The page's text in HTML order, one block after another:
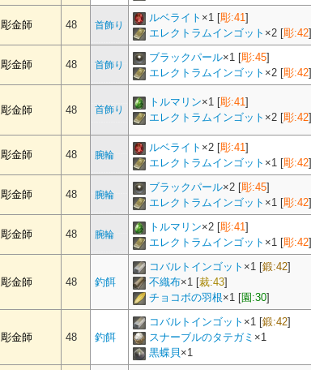
彫金師 48 首飾り
ルベライト ×1 [彫:41]
エレクトラムインゴット ×2 [彫:42]
彫金師 48 首飾り
ブラックパール×1 [彫:45]
エレクトラムインゴット ×2 [彫:42]
彫金師 48 首飾り
トルマリン×1 [彫:41]
エレクトラムインゴット ×2 [彫:42]
彫金師 48 腕輪
ルベライト ×2 [彫:41]
エレクトラムインゴット ×1 [彫:42]
彫金師 48 腕輪
ブラックパール×2 [彫:45]
エレクトラムインゴット ×1 [彫:42]
彫金師 48 腕輪
トルマリン×2 [彫:41]
エレクトラムインゴット ×1 [彫:42]
彫金師 48 釣餌
コバルトインゴット ×1 [鍛:42]
不織布×1 [裁:43]
チョコボの羽根×1 [園:30]
彫金師 48 釣餌
コバルトインゴット ×1 [鍛:42]
スナーブルのタテガミ ×1
黒蝶貝 ×1